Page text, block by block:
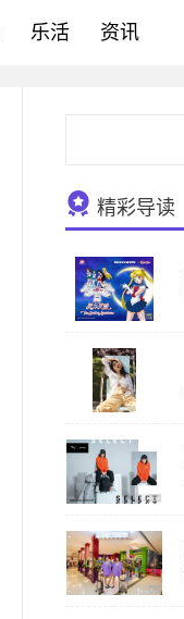
乐活 资讯
精彩导读